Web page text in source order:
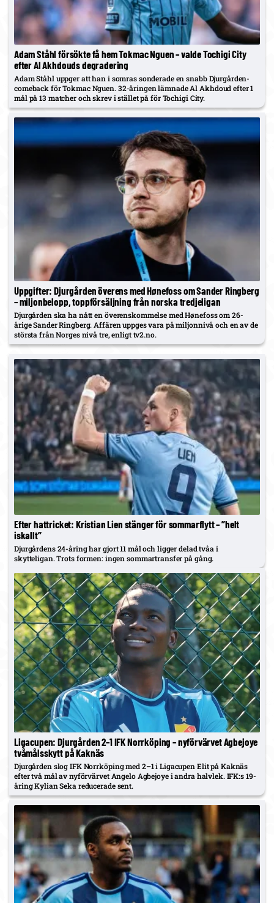
Adam Ståhl försökte få hem Tokmac Nguen – valde Tochigi City
efter Al Akhdouds degradering
Adam Ståhl uppger att han i somras sonderade en snabb Djurgården-
comeback för Tokmac Nguen. 32-åringen lämnade Al Akhdoud efter 1
mål på 13 matcher och skrev i stället på för Tochigi City.
Uppgifter: Djurgården överens med Hønefoss om Sander Ringberg
– miljonbelopp, toppförsäljning från norska tredjeligan
Djurgården ska ha nått en överenskommelse med Hønefoss om 26-
årige Sander Ringberg. Affären uppges vara på miljonnivå och en av de
största från Norges nivå tre, enligt tv2.no.
Efter hattricket: Kristian Lien stänger för sommarflytt – ”helt
iskallt”
Djurgårdens 24-åring har gjort 11 mål och ligger delad tvåa i
skytteligan. Trots formen: ingen sommartransfer på gång.
Ligacupen: Djurgården 2–1 IFK Norrköping – nyförvärvet Agbejoye
tvåmålsskytt på Kaknäs
Djurgården slog IFK Norrköping med 2–1 i Ligacupen Elit på Kaknäs
efter två mål av nyförvärvet Angelo Agbejoye i andra halvlek. IFK:s 19-
åring Kylian Seka reducerade sent.